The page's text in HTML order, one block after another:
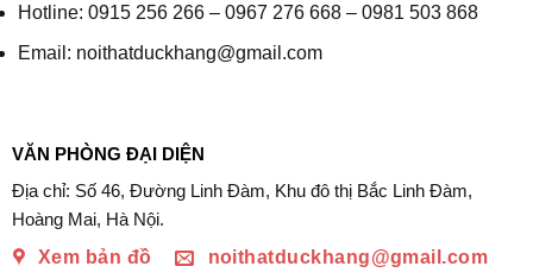
Hotline: 0915 256 266 – 0967 276 668 – 0981 503 868
Email: noithatduckhang@gmail.com
VĂN PHÒNG ĐẠI DIỆN
Địa chỉ: Số 46, Đường Linh Đàm, Khu đô thị Bắc Linh Đàm,
Hoàng Mai, Hà Nội.
Xem bản đồ
noithatduckhang@gmail.com